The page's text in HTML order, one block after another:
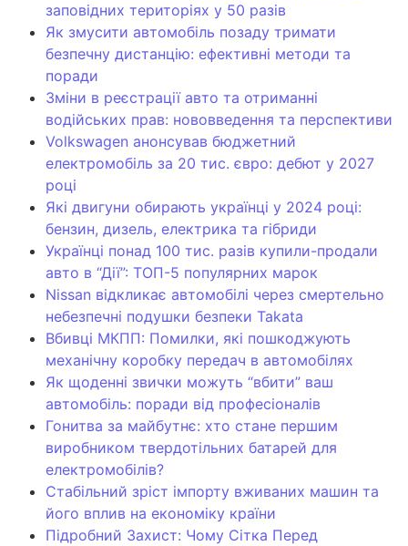
заповідних територіях у 50 разів
Як змусити автомобіль позаду тримати
безпечну дистанцію: ефективні методи та
поради
Зміни в реєстрації авто та отриманні
водійських прав: нововведення та перспективи
Volkswagen анонсував бюджетний
електромобіль за 20 тис. євро: дебют у 2027
році
Які двигуни обирають українці у 2024 році:
бензин, дизель, електрика та гібриди
Українці понад 100 тис. разів купили-продали
авто в “Дії”: ТОП-5 популярних марок
Nissan відкликає автомобілі через смертельно
небезпечні подушки безпеки Takata
Вбивці МКПП: Помилки, які пошкоджують
механічну коробку передач в автомобілях
Як щоденні звички можуть “вбити” ваш
автомобіль: поради від професіоналів
Гонитва за майбутнє: хто стане першим
виробником твердотільних батарей для
електромобілів?
Стабільний зріст імпорту вживаних машин та
його вплив на економіку країни
Підробний Захист: Чому Сітка Перед